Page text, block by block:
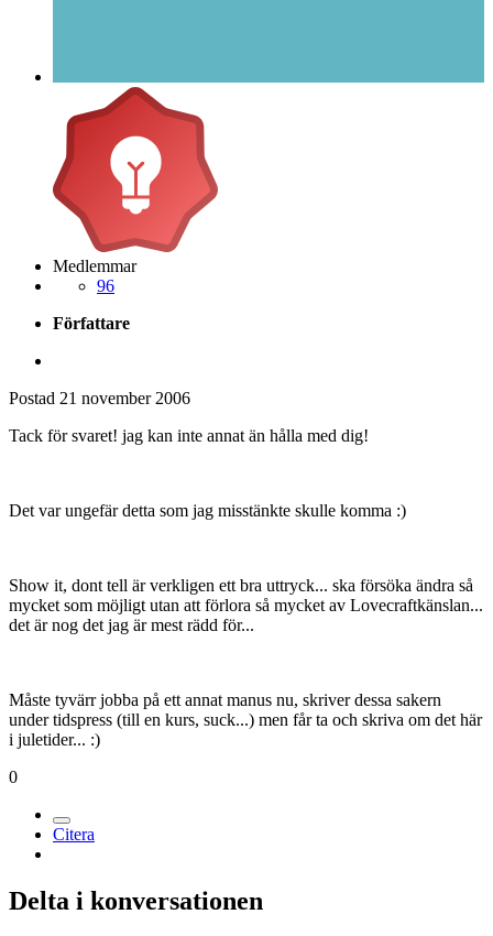
Medlemmar
96
Författare
Postad 21 november 2006
Tack för svaret! jag kan inte annat än hålla med dig!
Det var ungefär detta som jag misstänkte skulle komma :)
Show it, dont tell är verkligen ett bra uttryck... ska försöka ändra så
mycket som möjligt utan att förlora så mycket av Lovecraftkänslan...
det är nog det jag är mest rädd för...
Måste tyvärr jobba på ett annat manus nu, skriver dessa sakern
under tidspress (till en kurs, suck...) men får ta och skriva om det här
i juletider... :)
0
Citera
Delta i konversationen